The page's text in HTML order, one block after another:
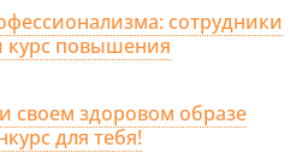
сотрудники
курс повышения
своем здоровом образе
для тебя!